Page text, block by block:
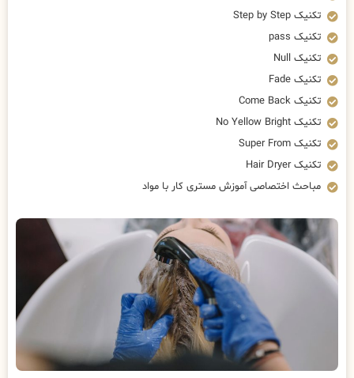
تکنیک Step by Step
تکنیک pass
تکنیک Null
تکنیک Fade
تکنیک Come Back
تکنیک No Yellow Bright
تکنیک Super From
تکنیک Hair Dryer
مباحث اختصاصی آموزش مستری کار با مواد